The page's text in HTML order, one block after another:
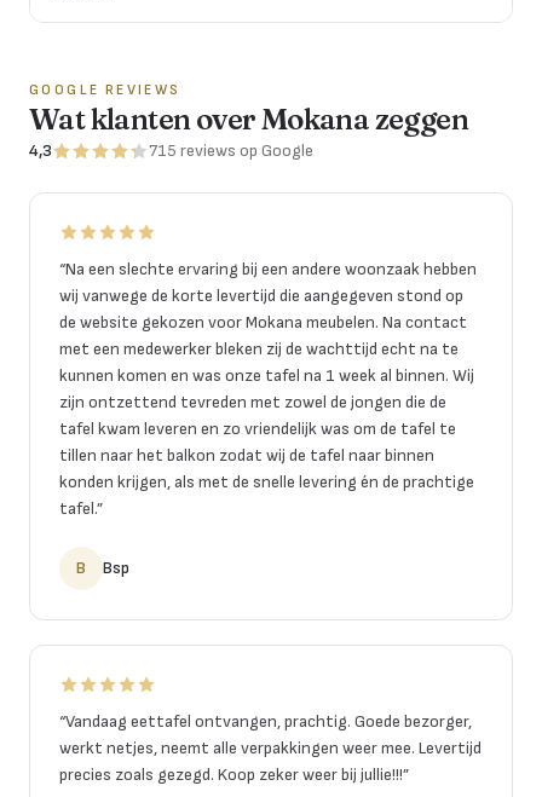
GOOGLE REVIEWS
Wat klanten over Mokana zeggen
4,3 715 reviews op Google
“Na een slechte ervaring bij een andere woonzaak hebben
wij vanwege de korte levertijd die aangegeven stond op
de website gekozen voor Mokana meubelen. Na contact
met een medewerker bleken zij de wachttijd echt na te
kunnen komen en was onze tafel na 1 week al binnen. Wij
zijn ontzettend tevreden met zowel de jongen die de
tafel kwam leveren en zo vriendelijk was om de tafel te
tillen naar het balkon zodat wij de tafel naar binnen
konden krijgen, als met de snelle levering én de prachtige
tafel.”
B Bsp
“Vandaag eettafel ontvangen, prachtig. Goede bezorger,
werkt netjes, neemt alle verpakkingen weer mee. Levertijd
precies zoals gezegd. Koop zeker weer bij jullie!!!”